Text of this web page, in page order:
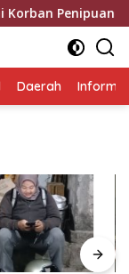
Dari
Daerah